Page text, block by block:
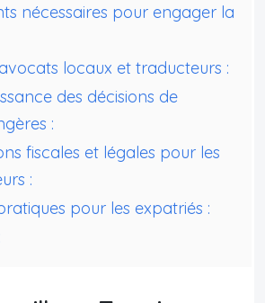
nécessaires pour engager la
locaux et traducteurs :
des décisions de
:
fiscales et légales pour les
:
pour les expatriés :